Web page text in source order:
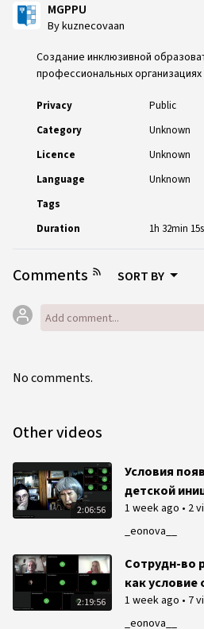
MGPPU
By kuznecovaan
Создание инклюзивной
профессиональных организациях
Privacy
Public
Category
Unknown
Licence
Unknown
Language
Unknown
Tags
Duration
1h 32min
Comments SORT BY
No comments.
Other videos
2:06:56
_eonova__
Условия
детской
1 week ago • 2
2:19:56
_eonova__
Сотрудн-во
как
преодолении
1 week ago • 7